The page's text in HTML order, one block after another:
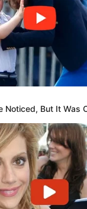
Noticed, But It Was